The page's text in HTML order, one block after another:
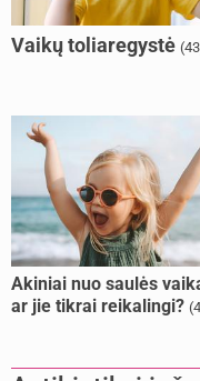
Vaikų toliaregystė
Akiniai nuo saulės
ar jie tikrai reikalingi?